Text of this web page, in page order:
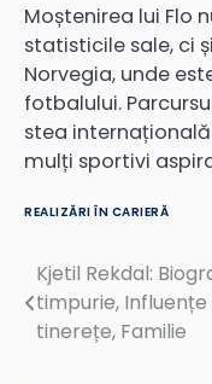
Moștenirea lui Flo
statisticile sale, ci
Norvegia, unde
fotbalului.
stea
mulți sportivi
REALIZĂRI ÎN CARIERĂ
Post
navigation
Kjetil Rekdal:
timpurie, Influențe
tinerețe, Familie